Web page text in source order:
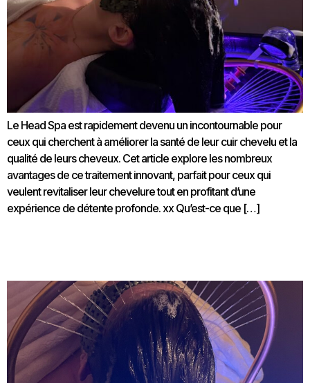
Le Head Spa est rapidement devenu un incontournable pour
ceux qui cherchent à améliorer la santé de leur cuir chevelu et la
qualité de leurs cheveux. Cet article explore les nombreux
avantages de ce traitement innovant, parfait pour ceux qui
veulent revitaliser leur chevelure tout en profitant d’une
expérience de détente profonde. xx Qu’est-ce que […]